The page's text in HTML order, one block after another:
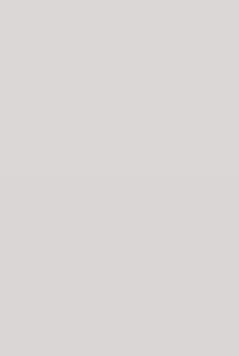
miód i suszone
Calvados Pays d’Auge
we
Pays d’Auge
rześki i jabłkowy,
– pieczone,
są to przetworzone
92,5 Lagavulin
w 1999 roku,